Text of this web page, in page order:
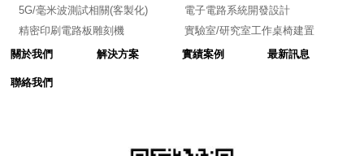
5G/毫米波測試相關(客製化)
電子電路系統開發設計
精密印刷電路板雕刻機
實驗室/研究室工作桌椅建置
關於我們
解決方案 實績案例 最新訊息
聯絡我們